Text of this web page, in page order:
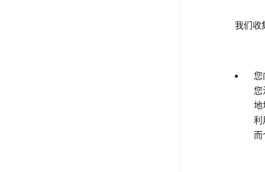
我们收
您
您
地
利
而